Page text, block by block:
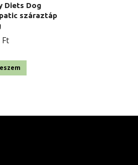
Diets Dog
száraztáp
Ft